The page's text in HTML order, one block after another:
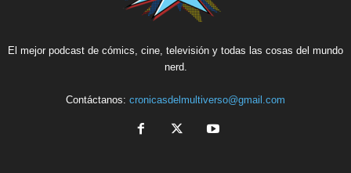
El mejor podcast de cómics, cine, televisión y todas las cosas del mundo
nerd.
Contáctanos: cronicasdelmultiverso@gmail.com